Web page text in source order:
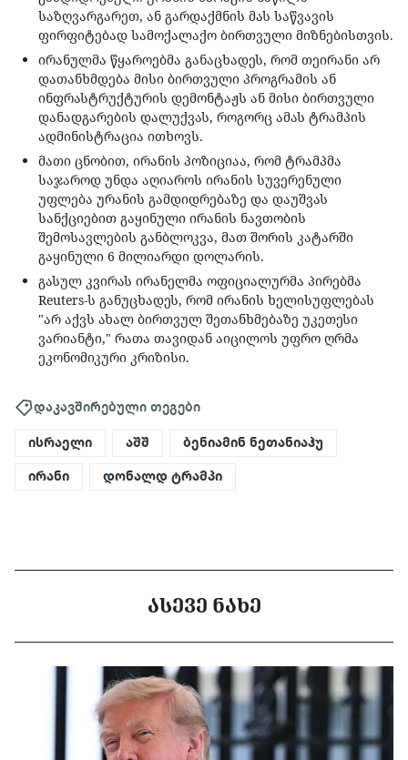
საზღვარგარეთ, ან გარდაქმნის მას საწვავის
ფირფიტებად სამოქალაქო ბირთვული მიზნებისთვის.
ირანულმა წყაროებმა განაცხადეს, რომ თეირანი არ
დათანხმდება მისი ბირთვული პროგრამის ან
ინფრასტრუქტურის დემონტაჟს ან მისი ბირთვული
დანადგარების დალუქვას, როგორც ამას ტრამპის
ადმინისტრაცია ითხოვს.
მათი ცნობით, ირანის პოზიციაა, რომ ტრამპმა
საჯაროდ უნდა აღიაროს ირანის სუვერენული
უფლება ურანის გამდიდრებაზე და დაუშვას
სანქციებით გაყინული ირანის ნავთობის
შემოსავლების განბლოკვა, მათ შორის კატარში
გაყინული 6 მილიარდი დოლარის.
გასულ კვირას ირანელმა ოფიციალურმა პირებმა
Reuters-ს განუცხადეს, რომ ირანის ხელისუფლებას
"არ აქვს ახალ ბირთვულ შეთანხმებაზე უკეთესი
ვარიანტი," რათა თავიდან აიცილოს უფრო ღრმა
ეკონომიკური კრიზისი.
დაკავშირებული თეგები
ისრაელი აშშ ბენიამინ ნეთანიაჰუ
ირანი დონალდ ტრამპი
ᲐᲡᲔᲕᲔ ᲜᲐᲮᲔ